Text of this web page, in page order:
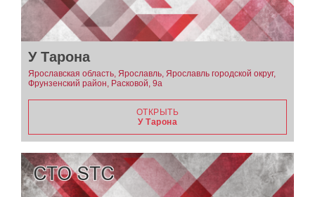
У Тарона
Ярославская область, Ярославль, Ярославль городской округ,
Фрунзенский район, Расковой, 9а
ОТКРЫТЬ
У Тарона